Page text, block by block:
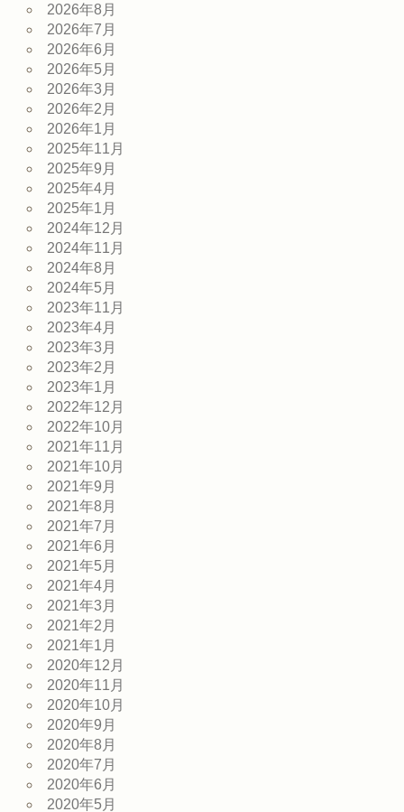
2026年8月
2026年7月
2026年6月
2026年5月
2026年3月
2026年2月
2026年1月
2025年11月
2025年9月
2025年4月
2025年1月
2024年12月
2024年11月
2024年8月
2024年5月
2023年11月
2023年4月
2023年3月
2023年2月
2023年1月
2022年12月
2022年10月
2021年11月
2021年10月
2021年9月
2021年8月
2021年7月
2021年6月
2021年5月
2021年4月
2021年3月
2021年2月
2021年1月
2020年12月
2020年11月
2020年10月
2020年9月
2020年8月
2020年7月
2020年6月
2020年5月